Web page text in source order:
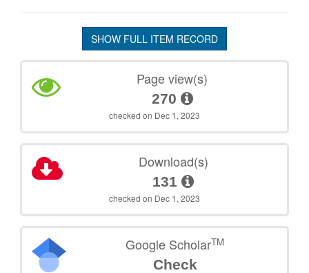
SHOW FULL ITEM RECORD
Page view(s)
270
checked on Dec 1, 2023
Download(s)
131
checked on Dec 1, 2023
Google ScholarTM
Check